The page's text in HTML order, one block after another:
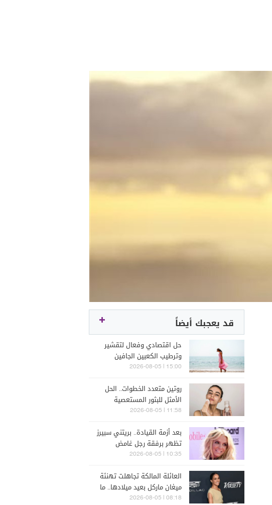
قد يعجبك أيضاً
حل اقتصادي وفعال لتقشير
وترطيب الكعبين الجافين
15:00 | 2026-08-05
روتين متعدد الخطوات.. الحل
الأمثل للبثور المستعصية
11:58 | 2026-08-05
بعد أزمة القيادة.. بريتني سبيرز
تظهر برفقة رجل غامض
10:35 | 2026-08-05
العائلة المالكة تجاهلت تهنئة
ميغان ماركل بعيد ميلادها.. ما
السبب؟
08:18 | 2026-08-05